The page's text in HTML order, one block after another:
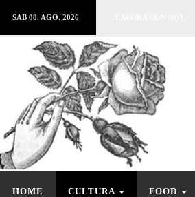
SAB 08. AGO. 2026
HOME CULTURA FOOD